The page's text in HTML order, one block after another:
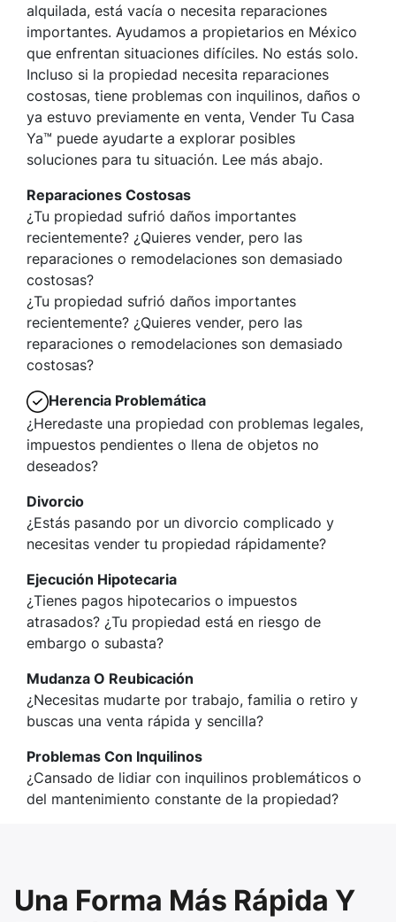
alquilada, está vacía o necesita reparaciones
importantes. Ayudamos a propietarios en México
que enfrentan situaciones difíciles. No estás solo.
Incluso si la propiedad necesita reparaciones
costosas, tiene problemas con inquilinos, daños o
ya estuvo previamente en venta, Vender Tu Casa
Ya™ puede ayudarte a explorar posibles
soluciones para tu situación. Lee más abajo.
Reparaciones Costosas
¿Tu propiedad sufrió daños importantes
recientemente? ¿Quieres vender, pero las
reparaciones o remodelaciones son demasiado
costosas?
¿Tu propiedad sufrió daños importantes
recientemente? ¿Quieres vender, pero las
reparaciones o remodelaciones son demasiado
costosas?
Herencia Problemática
¿Heredaste una propiedad con problemas legales,
impuestos pendientes o llena de objetos no
deseados?
Divorcio
¿Estás pasando por un divorcio complicado y
necesitas vender tu propiedad rápidamente?
Ejecución Hipotecaria
¿Tienes pagos hipotecarios o impuestos
atrasados? ¿Tu propiedad está en riesgo de
embargo o subasta?
Mudanza O Reubicación
¿Necesitas mudarte por trabajo, familia o retiro y
buscas una venta rápida y sencilla?
Problemas Con Inquilinos
¿Cansado de lidiar con inquilinos problemáticos o
del mantenimiento constante de la propiedad?
Una Forma Más Rápida Y